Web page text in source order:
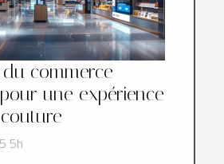
commerce
une expérience
5h